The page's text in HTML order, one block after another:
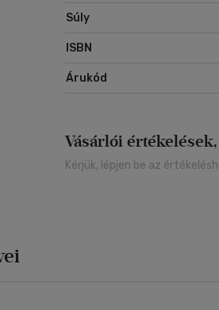
Súly
ISBN
Árukód
Vásárlói
Kérjük, lépjen be az